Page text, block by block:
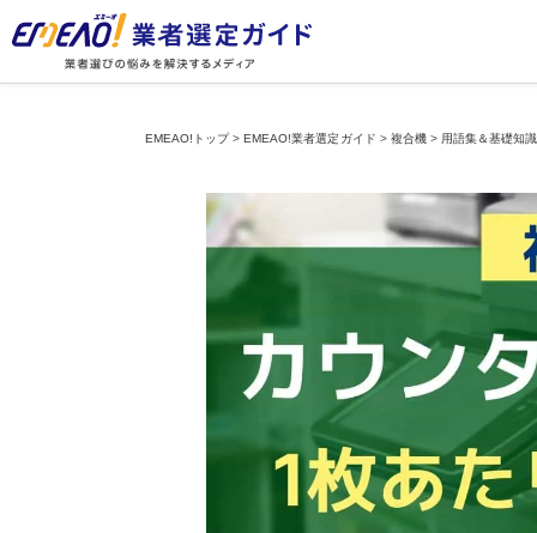
EMEAO!トップ>EMEAO!業者選定ガイド > 複合機> 用語集＆基礎知識